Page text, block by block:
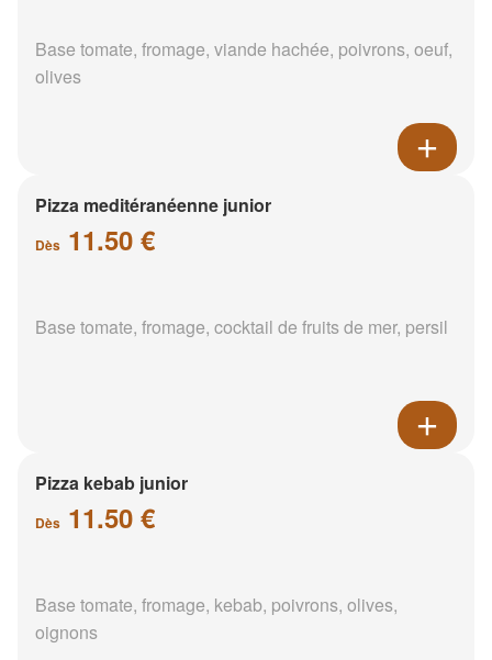
Base tomate, fromage, viande hachée, poivrons, oeuf,
olives
Pizza meditéranéenne junior
Dès 11.50 €
Base tomate, fromage, cocktail de fruits de mer, persil
Pizza kebab junior
Dès 11.50 €
Base tomate, fromage, kebab, poivrons, olives,
oignons